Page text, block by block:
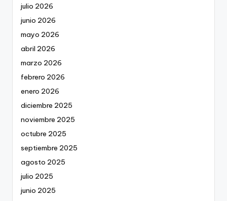
julio 2026
junio 2026
mayo 2026
abril 2026
marzo 2026
febrero 2026
enero 2026
diciembre 2025
noviembre 2025
octubre 2025
septiembre 2025
agosto 2025
julio 2025
junio 2025